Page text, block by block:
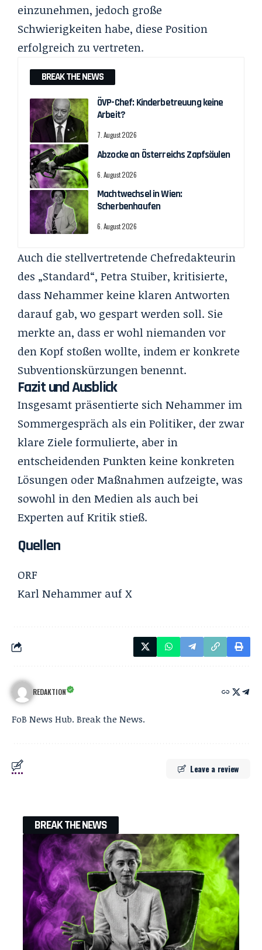
einzunehmen, jedoch große
Schwierigkeiten habe, diese Position
erfolgreich zu vertreten.
BREAK THE NEWS
ÖVP-Chef: Kinderbetreuung keine
Arbeit?
7. August 2026
Abzocke an Österreichs Zapfsäulen
6. August 2026
Machtwechsel in Wien:
Scherbenhaufen
6. August 2026
Auch die stellvertretende Chefredakteurin
des „Standard“, Petra Stuiber, kritisierte,
dass Nehammer keine klaren Antworten
darauf gab, wo gespart werden soll. Sie
merkte an, dass er wohl niemanden vor
den Kopf stoßen wollte, indem er konkrete
Subventionskürzungen benennt.
Fazit und Ausblick
Insgesamt präsentierte sich Nehammer im
Sommergespräch als ein Politiker, der zwar
klare Ziele formulierte, aber in
entscheidenden Punkten keine konkreten
Lösungen oder Maßnahmen aufzeigte, was
sowohl in den Medien als auch bei
Experten auf Kritik stieß.
Quellen
ORF
Karl Nehammer auf X
REDAKTION
FoB News Hub. Break the News.
Leave a review
BREAK THE NEWS